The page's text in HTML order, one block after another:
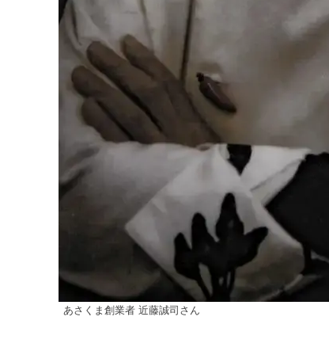
あさくま創業者 近藤誠司さん